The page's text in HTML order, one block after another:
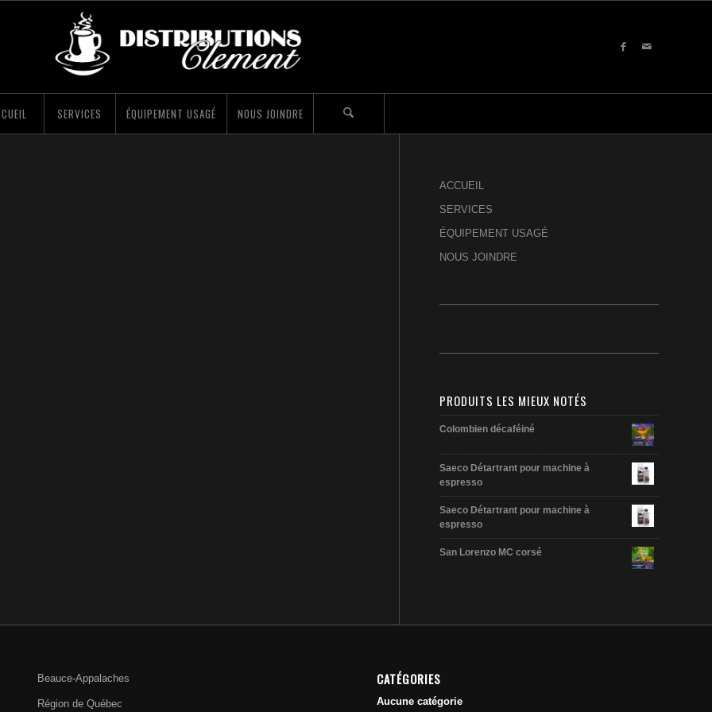
SERVICES ÉQUIPEMENT USAGÉ NOUS JOINDRE
ACCUEIL
SERVICES
ÉQUIPEMENT USAGÉ
NOUS JOINDRE
PRODUITS LES MIEUX NOTÉS
Colombien décaféiné
Saeco Détartrant pour machine à
espresso
Saeco Détartrant pour machine à
espresso
San Lorenzo MC corsé
Beauce-Appalaches
Région de Québec
CATÉGORIES
Aucune catégorie